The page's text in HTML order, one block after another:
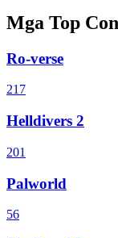
Mga Top
Ro-verse
217
Helldivers 2
201
Palworld
56